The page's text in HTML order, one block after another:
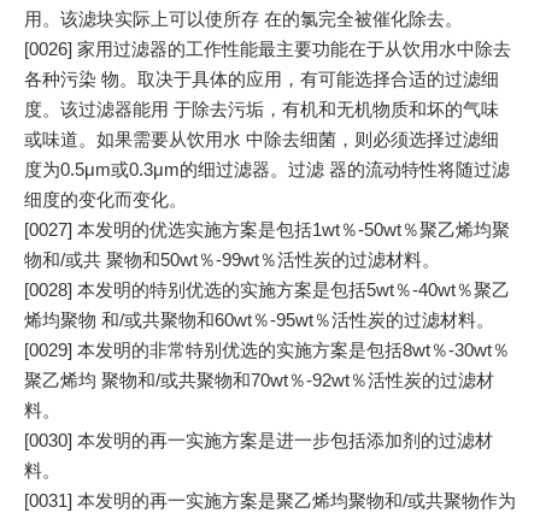
用。该滤块实际上可以使所存 在的氯完全被催化除去。
[0026] 家用过滤器的工作性能最主要功能在于从饮用水中除去
各种污染 物。取决于具体的应用，有可能选择合适的过滤细
度。该过滤器能用 于除去污垢，有机和无机物质和坏的气味
或味道。如果需要从饮用水 中除去细菌，则必须选择过滤细
度为0.5μm或0.3μm的细过滤器。过滤 器的流动特性将随过滤
细度的变化而变化。
[0027] 本发明的优选实施方案是包括1wt％-50wt％聚乙烯均聚
物和/或共 聚物和50wt％-99wt％活性炭的过滤材料。
[0028] 本发明的特别优选的实施方案是包括5wt％-40wt％聚乙
烯均聚物 和/或共聚物和60wt％-95wt％活性炭的过滤材料。
[0029] 本发明的非常特别优选的实施方案是包括8wt％-30wt％
聚乙烯均 聚物和/或共聚物和70wt％-92wt％活性炭的过滤材
料。
[0030] 本发明的再一实施方案是进一步包括添加剂的过滤材
料。
[0031] 本发明的再一实施方案是聚乙烯均聚物和/或共聚物作为